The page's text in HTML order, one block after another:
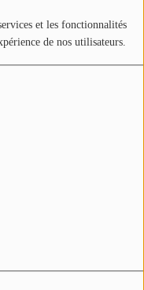
et les fonctionnalités
de nos utilisateurs.
la nuit dernière